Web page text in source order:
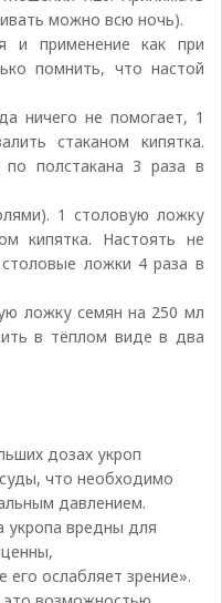
можно всю ночь).
и применение как при
помнить, что настой
ничего не помогает, 1
стаканом кипятка.
полстакана 3 раза в
1 столовую ложку
кипятка. Настоять не
ложки 4 раза в
ложку семян на 250 мл
в тёплом виде в два
дозах укроп
что необходимо
давлением.
укропа вредны для
ослабляет зрение».